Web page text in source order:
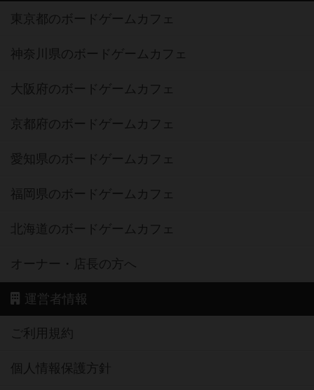
東京都のボードゲームカフェ
神奈川県のボードゲームカフェ
大阪府のボードゲームカフェ
京都府のボードゲームカフェ
愛知県のボードゲームカフェ
福岡県のボードゲームカフェ
北海道のボードゲームカフェ
オーナー・店長の方へ
運営者情報
ご利用規約
個人情報保護方針